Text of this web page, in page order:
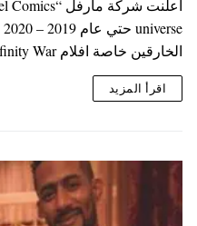
الخارقين خاصة افلام Avengers: Infinity War التي…
اقرأ المزيد